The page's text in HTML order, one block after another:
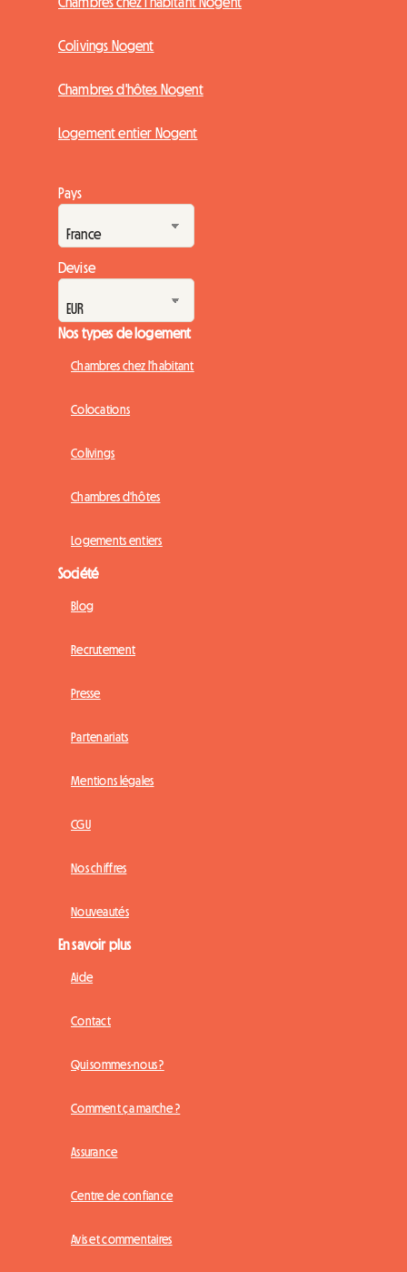
Colivings Nogent
Chambres d'hôtes Nogent
Logement entier Nogent
Pays
Devise
Nos types de logement
Chambres chez l'habitant
Colocations
Colivings
Chambres d'hôtes
Logements entiers
Société
Blog
Recrutement
Presse
Partenariats
Mentions légales
CGU
Nos chiffres
Nouveautés
En savoir plus
Aide
Contact
Qui sommes-nous ?
Comment ça marche ?
Assurance
Centre de confiance
Avis et commentaires